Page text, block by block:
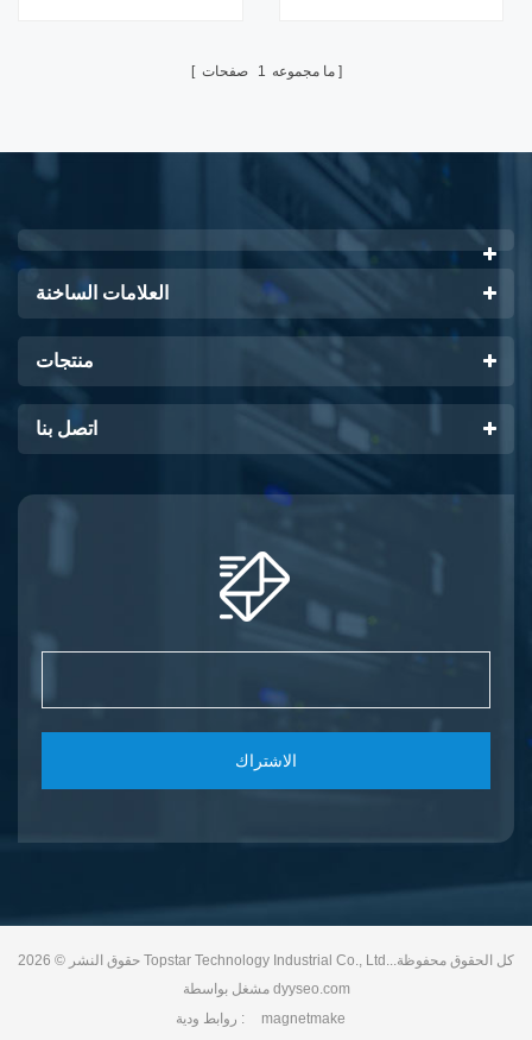
من أربع قنوات ، قابل للتوصيل ،
وتوفير الاستقرار التشغيلي ،
البيانات ، والتكيف مع المتطلبات
المتطورة ، والقيادة دائمًا في
العمليات التجارية . مدير
Brocade X6 المزود بقناة ليفية
من الجيل 6 وتقنية Broca10
ما مجموعه 1 صفحات
العلامات الساخنة
منتجات
اتصل بنا
الاشتراك
حقوق النشر © 2026 Topstar Technology Industrial Co., Ltd..كل الحقوق محفوظة.
مشغل بواسطة dyyseo.com
روابط ودية :
magnetmake